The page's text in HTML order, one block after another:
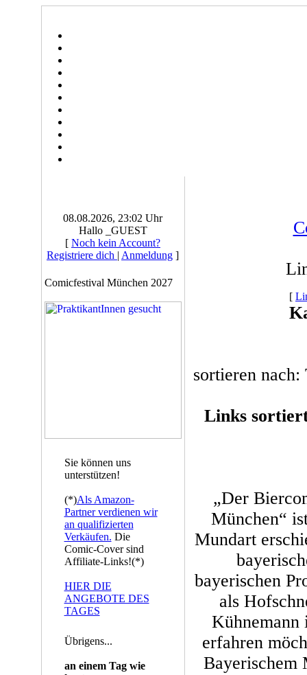
08.08.2026, 23:02 Uhr
Hallo _GUEST
[ Noch kein Account?
Registriere dich | Anmeldung ]
Comicfestival München 2027
Sie können uns
unterstützen!
(*)Als Amazon-
Partner verdienen wir
an qualifizierten
Verkäufen. Die
Comic-Cover sind
Affiliate-Links!(*)
HIER DIE
ANGEBOTE DES
TAGES
Übrigens...
an einem Tag wie
[
sortieren
Links
„Der
München“
Mundart
bayerischen
als
Kühnemann
erfahren
Bayerischem